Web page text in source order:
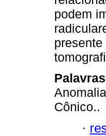
podem
Cônico..
·